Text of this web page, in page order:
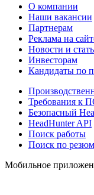
О компании
Наши вакансии
Партнерам
Реклама на
Новости и
Инвесторам
Кандидаты по
Требования к
Безопасный
HeadHunter API
Поиск работы
Поиск по
Мобильное